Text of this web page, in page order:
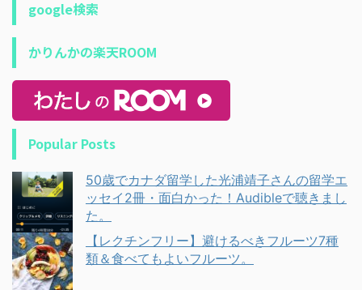
google検索
かりんかの楽天ROOM
Popular Posts
50歳でカナダ留学した光浦靖子さんの留学エ
ッセイ2冊・面白かった！Audibleで聴きまし
た。
【レクチンフリー】避けるべきフルーツ7種
類＆食べてもよいフルーツ。